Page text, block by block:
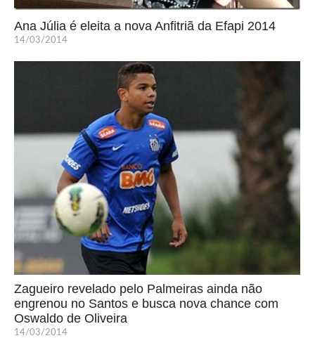
Ana Júlia é eleita a nova Anfitriã da Efapi 2014
14/03/2014
Zagueiro revelado pelo Palmeiras ainda não
engrenou no Santos e busca nova chance com
Oswaldo de Oliveira
14/03/2014